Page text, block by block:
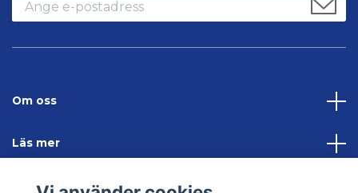
Om oss
Läs mer
Sociala medier